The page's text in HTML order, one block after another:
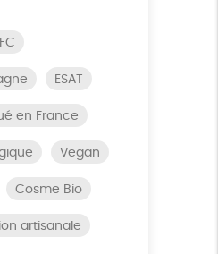
ESAT
en France
Vegan
Cosme Bio
artisanale